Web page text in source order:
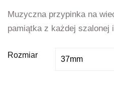
Muzyczna przypinka na
pamiątka z każdej szalonej
Rozmiar